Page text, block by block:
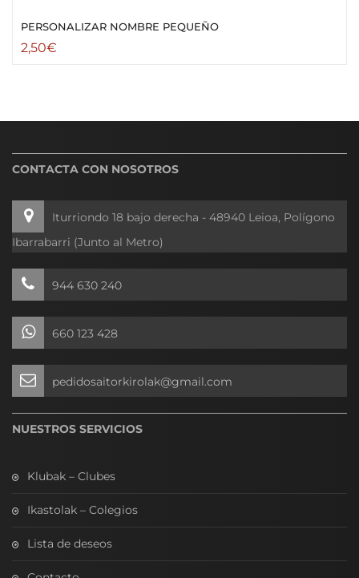
PERSONALIZAR NOMBRE PEQUEÑO
2,50€
CONTACTA CON NOSOTROS
Iturriondo 18 bajo derecha - 48940 Leioa, Polígono
Ibarrabarri (Junto al Metro)
944 630 240
660 123 428
pedidosaitorkirolak@gmail.com
NUESTROS SERVICIOS
Klubak – Clubes
Ikastolak – Colegios
Lista de deseos